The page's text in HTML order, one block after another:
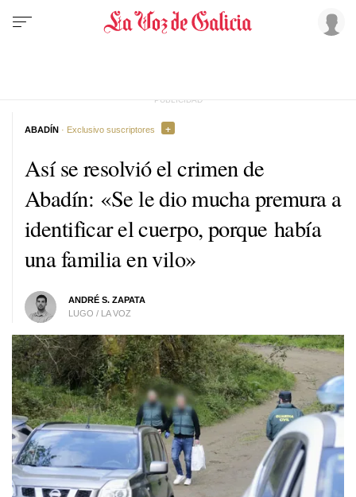
Así se resolvió el crimen de
Abadín: «Se le dio mucha premura a
identificar el cuerpo, porque había
una familia en vilo»
ANDRÉ S. ZAPATA
LUGO / LA VOZ
ABADÍN · Exclusivo suscriptores